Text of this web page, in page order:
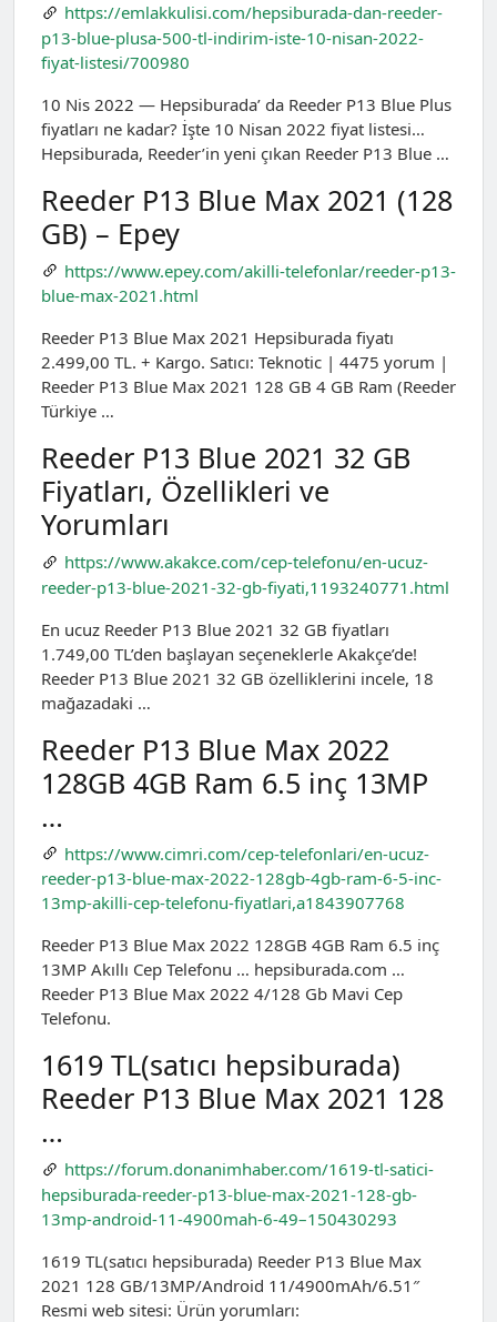
https://emlakkulisi.com/hepsiburada-dan-reeder-
p13-blue-plusa-500-tl-indirim-iste-10-nisan-2022-
fiyat-listesi/700980
10 Nis 2022 — Hepsiburada’ da Reeder P13 Blue Plus
fiyatları ne kadar? İşte 10 Nisan 2022 fiyat listesi…
Hepsiburada, Reeder’in yeni çıkan Reeder P13 Blue …
Reeder P13 Blue Max 2021 (128
GB) – Epey
https://www.epey.com/akilli-telefonlar/reeder-p13-
blue-max-2021.html
Reeder P13 Blue Max 2021 Hepsiburada fiyatı
2.499,00 TL. + Kargo. Satıcı: Teknotic | 4475 yorum |
Reeder P13 Blue Max 2021 128 GB 4 GB Ram (Reeder
Türkiye …
Reeder P13 Blue 2021 32 GB
Fiyatları, Özellikleri ve
Yorumları
https://www.akakce.com/cep-telefonu/en-ucuz-
reeder-p13-blue-2021-32-gb-fiyati,1193240771.html
En ucuz Reeder P13 Blue 2021 32 GB fiyatları
1.749,00 TL’den başlayan seçeneklerle Akakçe’de!
Reeder P13 Blue 2021 32 GB özelliklerini incele, 18
mağazadaki …
Reeder P13 Blue Max 2022
128GB 4GB Ram 6.5 inç 13MP
…
https://www.cimri.com/cep-telefonlari/en-ucuz-
reeder-p13-blue-max-2022-128gb-4gb-ram-6-5-inc-
13mp-akilli-cep-telefonu-fiyatlari,a1843907768
Reeder P13 Blue Max 2022 128GB 4GB Ram 6.5 inç
13MP Akıllı Cep Telefonu … hepsiburada.com …
Reeder P13 Blue Max 2022 4/128 Gb Mavi Cep
Telefonu.
1619 TL(satıcı hepsiburada)
Reeder P13 Blue Max 2021 128
…
https://forum.donanimhaber.com/1619-tl-satici-
hepsiburada-reeder-p13-blue-max-2021-128-gb-
13mp-android-11-4900mah-6-49–150430293
1619 TL(satıcı hepsiburada) Reeder P13 Blue Max
2021 128 GB/13MP/Android 11/4900mAh/6.51″
Resmi web sitesi: Ürün yorumları: